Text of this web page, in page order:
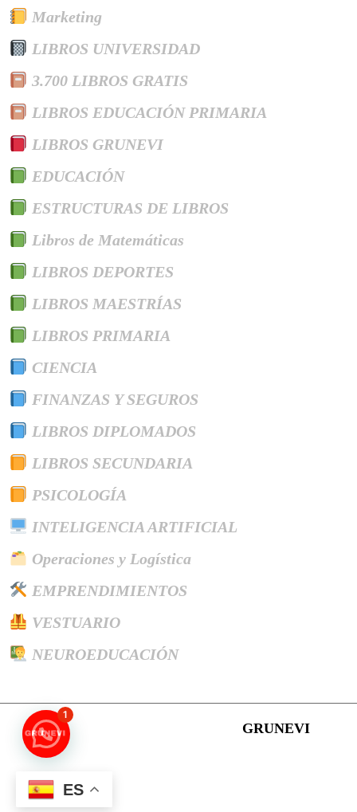
Marketing
LIBROS UNIVERSIDAD
3.700 LIBROS GRATIS
LIBROS EDUCACIÓN PRIMARIA
LIBROS GRUNEVI
EDUCACIÓN
ESTRUCTURAS DE LIBROS
Libros de Matemáticas
LIBROS DEPORTES
LIBROS MAESTRÍAS
LIBROS PRIMARIA
CIENCIA
FINANZAS Y SEGUROS
LIBROS DIPLOMADOS
LIBROS SECUNDARIA
PSICOLOGÍA
INTELIGENCIA ARTIFICIAL
Operaciones y Logística
EMPRENDIMIENTOS
VESTUARIO
NEUROEDUCACIÓN
Magazine WordPress Theme GRUNEVI
ES
1